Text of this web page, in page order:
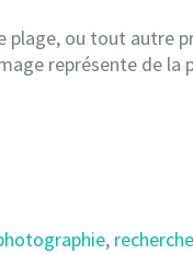
plage, ou tout
représente de
,